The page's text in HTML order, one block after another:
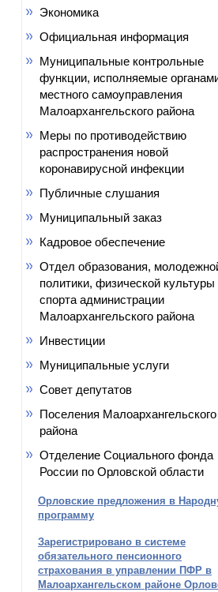
Экономика
Официальная информация
Муниципальные контрольные
функции, исполняемые
местного самоуправления
Малоархангельского района
Меры по противодействию
распространения новой
коронавирусной инфекции
Публичные слушания
Муниципальный заказ
Кадровое обеспечение
Отдел образования,
политики, физической культуры
спорта администрации
Малоархангельского района
Инвестиции
Муниципальные услуги
Совет депутатов
Поселения Малоархангельского
района
Отделение Социального фонда
России по Орловской области
Орловские предложения в
программу
Зарегистрировано в системе
обязательного пенсионного
страхования в управлении ПФР в
Малоархангельском районе